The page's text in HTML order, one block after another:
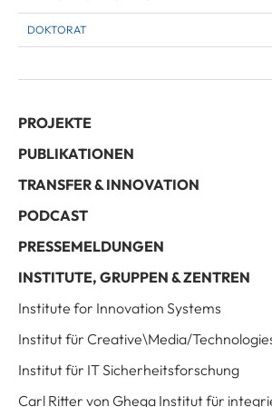
DOKTORAT
PROJEKTE
PUBLIKATIONEN
TRANSFER & INNOVATION
PODCAST
PRESSEMELDUNGEN
INSTITUTE, GRUPPEN & ZENTREN
Institute for Innovation Systems
Institut für Creative\Media/
Institut für IT Sicherheitsforschung
Carl Ritter von Ghega Institut für